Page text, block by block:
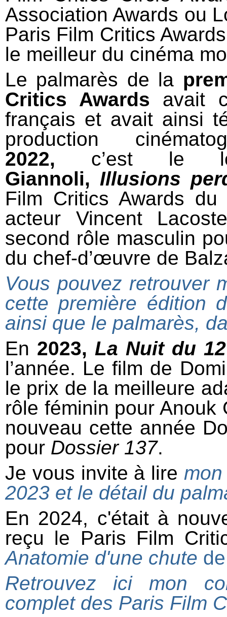
Association Awards ou
Paris Film Critics
le meilleur du cinéma
Le palmarès de la
Critics Awards avait
français et avait ainsi
production
2022, c’est le
Giannoli, Illusions
Film Critics Awards
acteur Vincent
second rôle masculin
du chef-d’œuvre de
Vous pouvez retrouver
cette première édition
ainsi que le palmarès,
En 2023, La Nuit du 12
l’année. Le film de
le prix de la meilleure
rôle féminin pour Anouk
nouveau cette année
pour Dossier 137.
Je vous invite à lire
2023 et le détail du
En 2024, c'était à
reçu le Paris Film
Anatomie d'une chute
Retrouvez ici mon
complet des Paris Film